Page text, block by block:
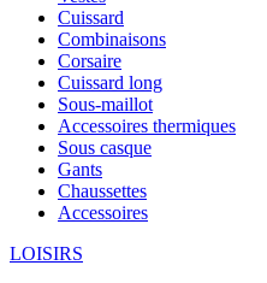
Cuissard
Combinaisons
Corsaire
Cuissard long
Sous-maillot
Accessoires thermiques
Sous casque
Gants
Chaussettes
Accessoires
LOISIRS